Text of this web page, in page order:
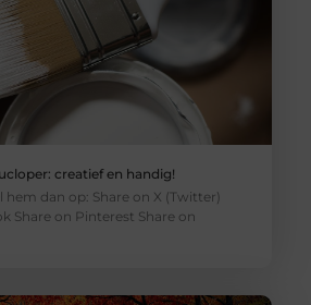
creatief en handig!
hem dan op: Share on X (Twitter)
Share on Pinterest Share on